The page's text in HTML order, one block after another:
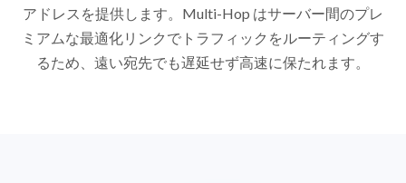
アドレスを提供します。Multi-Hop はサーバー間のプレ
ミアムな最適化リンクでトラフィックをルーティングす
るため、遠い宛先でも遅延せず高速に保たれます。